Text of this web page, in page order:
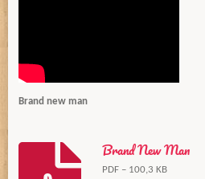
Brand new man
Brand New Man
PDF – 100,3 KB